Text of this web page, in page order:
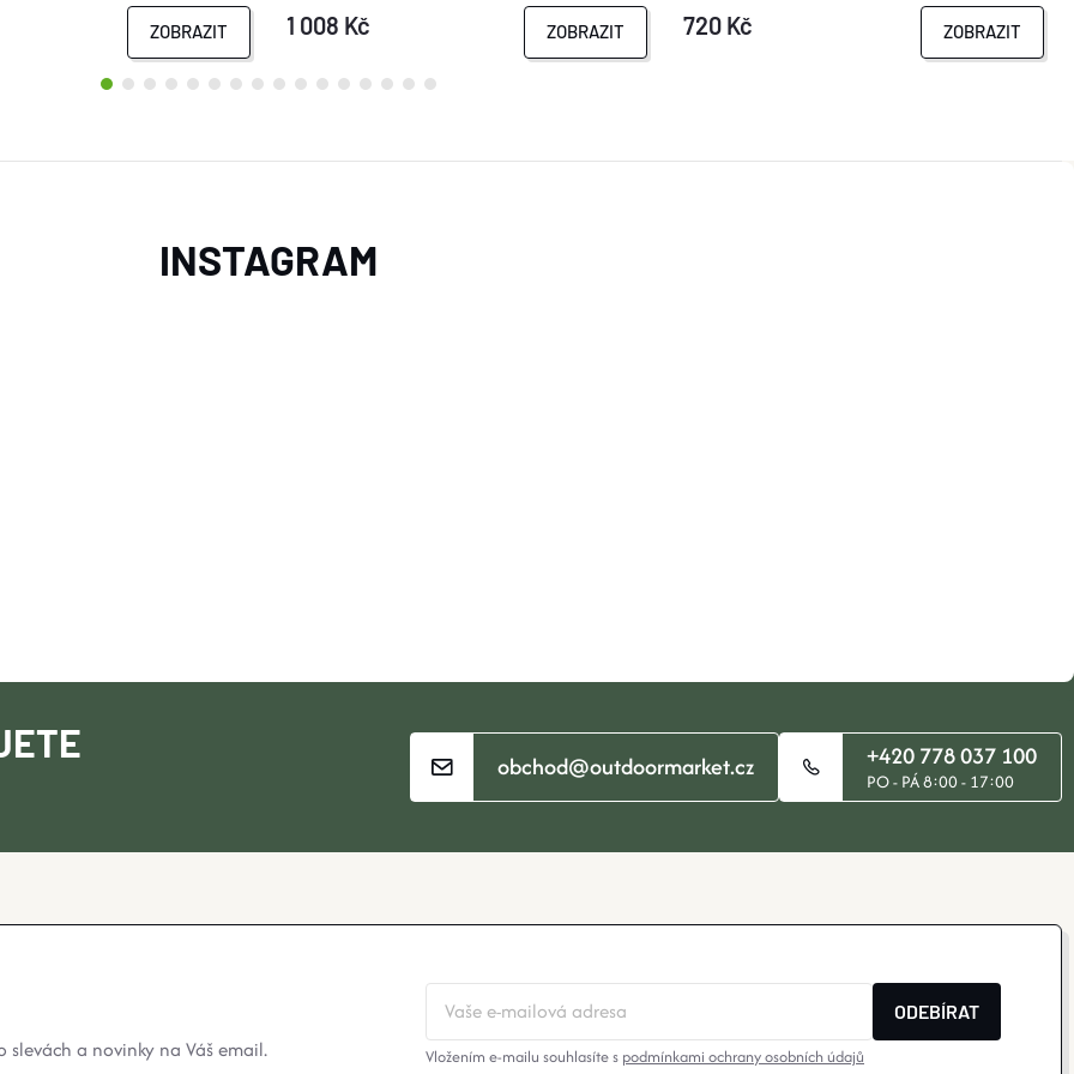
ZOBRAZIT 1 008 Kč ZOBRAZIT 720 Kč ZOBRAZIT
obchod@outdoormarket.cz +420 778 037 100
PO - PÁ 8:00 - 17:00
INSTAGRAM
a novinky na Váš email.
ODEBÍRAT
Vložením e-mailu souhlasíte s podmínkami ochrany osobních údajů